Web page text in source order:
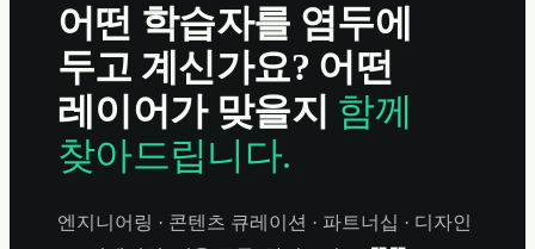
어떤 학습자를 염두에
두고 계신가요? 어떤
레이어가 맞을지 함께
찾아드립니다.
엔지니어링 · 콘텐츠 큐레이션 · 파트너십 · 디자인